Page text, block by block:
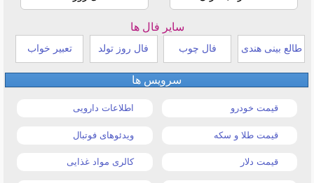
سایر فال ها
طالع بینی هندی فال چوب فال روز تولد تعبیر خواب
سرویس ها
قیمت خودرو اطلاعات دارویی
قیمت طلا و سکه ویدئوهای فوتبال
قیمت دلار کالری مواد غذایی